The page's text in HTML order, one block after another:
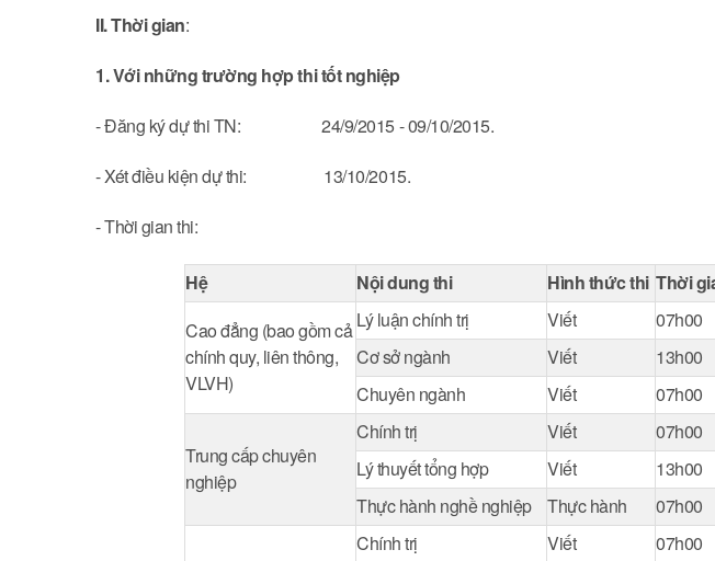
II. Thời gian:
1. Với những trường hợp thi tốt nghiệp
- Đăng ký dự thi TN: 24/9/2015 - 09/10/2015.
- Xét điều kiện dự thi: 13/10/2015.
- Thời gian thi:
Hệ Nội dung thi Hình thức thi Thời
Cao đẳng (bao gồm cả
chính quy, liên thông,
VLVH)
Lý luận chính trị Viết 07h00
Cơ sở ngành
Viết 13h00
Chuyên ngành
Viết 07h00
Trung cấp chuyên
nghiệp
Chính trị Viết 07h00
Lý thuyết tổng hợp
Viết 13h00
Thực hành nghề nghiệp
Thực hành 07h00
Chính trị Viết 07h00